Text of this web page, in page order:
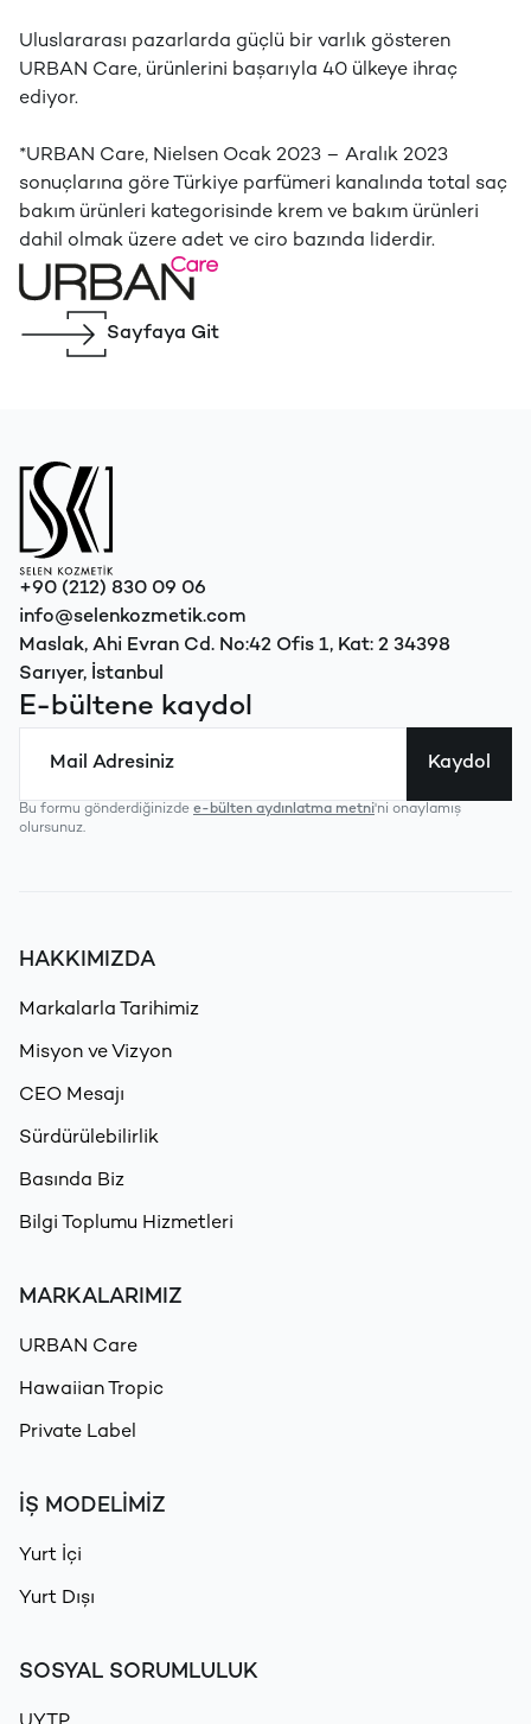
Uluslararası pazarlarda güçlü bir varlık gösteren
URBAN Care, ürünlerini başarıyla 40 ülkeye ihraç
ediyor.
*URBAN Care, Nielsen Ocak 2023 – Aralık 2023
sonuçlarına göre Türkiye parfümeri kanalında total saç
bakım ürünleri kategorisinde krem ve bakım ürünleri
dahil olmak üzere adet ve ciro bazında liderdir.
Sayfaya Git
+90 (212) 830 09 06
info@selenkozmetik.com
Maslak, Ahi Evran Cd. No:42 Ofis 1, Kat: 2 34398
Sarıyer, İstanbul
E-bültene kaydol
Kaydol
Bu formu gönderdiğinizde e-bülten aydınlatma metni'ni onaylamış
olursunuz.
HAKKIMIZDA
Markalarla Tarihimiz
Misyon ve Vizyon
CEO Mesajı
Sürdürülebilirlik
Basında Biz
Bilgi Toplumu Hizmetleri
MARKALARIMIZ
URBAN Care
Hawaiian Tropic
Private Label
İŞ MODELİMİZ
Yurt İçi
Yurt Dışı
SOSYAL SORUMLULUK